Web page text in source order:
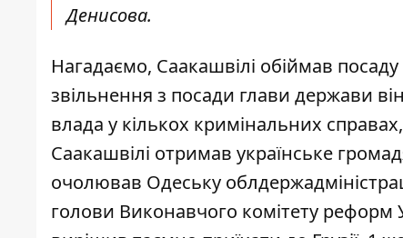
Денисова.
Нагадаємо, Саакашвілі обіймав посаду
звільнення з посади глави держави
влада у кількох кримінальних
Саакашвілі отримав українське
очолював Одеську
голови Виконавчого комітету реформ